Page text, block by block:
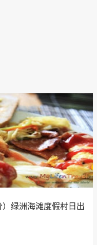
绿洲海滩度假村日出